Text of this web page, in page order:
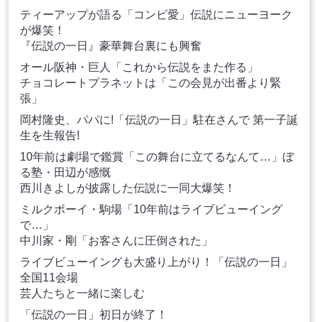
ティーアップが語る「コンビ愛」伝説にニューヨーク
が爆笑！
『伝説の一日』豪華舞台裏にも興奮
オール阪神・巨人「これから伝説をまた作る」
チョコレートプラネットは「この会見が出番より緊
張」
岡村隆史、パパに!「伝説の一日」駐在さんで 第一子誕
生を生報告!
10年前は劇場で鑑賞「この舞台に立てるなんて…」ぼ
る塾・田辺が感慨
西川きよしが披露した伝説に一同大爆笑！
ミルクボーイ・駒場「10年前はライブビューイング
で…」
中川家・剛「お客さんに圧倒された」
ライブビューイングも大盛り上がり！「伝説の一日」
全国11会場
芸人たちと一緒に楽しむ
「伝説の一日」初日が終了！